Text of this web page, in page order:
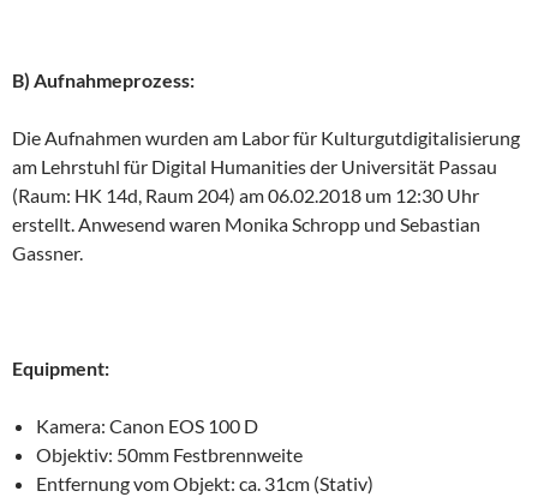
B) Aufnahmeprozess:
Die Aufnahmen wurden am Labor für Kulturgutdigitalisierung
am Lehrstuhl für Digital Humanities der Universität Passau
(Raum: HK 14d, Raum 204) am 06.02.2018 um 12:30 Uhr
erstellt. Anwesend waren Monika Schropp und Sebastian
Gassner.
Equipment:
Kamera: Canon EOS 100 D
Objektiv: 50mm Festbrennweite
Entfernung vom Objekt: ca. 31cm (Stativ)